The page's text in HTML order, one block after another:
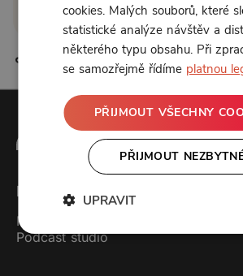
nebo sepřihlaste
Forendors
Kontakt
Podcast studio
cookies. Malých souborů, které
statistické analýze návštěv a
některého typu obsahu. Při
se samozřejmě řídíme platnou
PŘIJMOUT VŠECHNY
PŘIJMOUT
UPRAVIT